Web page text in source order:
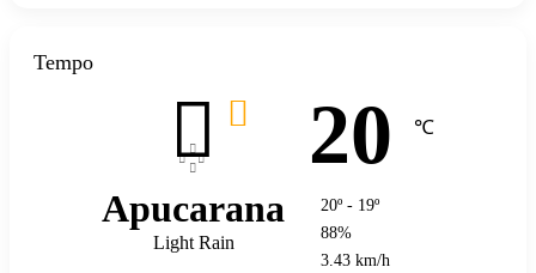
Tempo
Apucarana
Light Rain
20 ℃
20º - 19º
88%
3.43 km/h